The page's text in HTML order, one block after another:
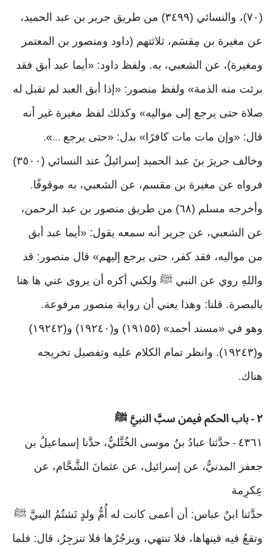
(٧٠)، والنسائي (٣٤٩٩) من طريق جرير بن عبد الحميد،
عن مغيرة بن مِقسَم، ثلاثتهم (داود ومنصور بن المعتمر
ومغيرة)، عن الشعبي، به. ولفظ داود: «أيما عبد أبق فقد
برئت منه الذمة» ولفظ منصور: «إذا أبق العبد لم تقبل له
صلاة حتى يرجع إلى مواليه» وكذلك لفظ مغيرة غير أنه
قال: «وإن مات مات كافرًا» بدل: «حتى يرجع ...».
وخالف جريرَ بنَ عبد الحميد إسرائيلُ عند النسائي (٣٥٠٠)
فرواه عن مغيرة بن مقسم، عن الشعبي، به موقوفًا.
وأخرجه مسلم (٦٨) من طريق منصور بن عبد الرحمن،
عن الشعبي، عن جرير أنه سمعه يقول: «أيما عبد أبق
من مواليه، فقد كفر، حتى يرجع إليهم» قال منصور: قد
واللهِ روي عن النبي ﷺ ولكني أكره أن يروى عني ها هنا
بالبصرة. قلنا: وهذا يعني أن رواية منصور مرفوعة.
وهو في «مسند أحمد» (١٩١٥٥) و(١٩٢٤٠) و(١٩٢٤٢)
و(١٩٢٤٣). وانظر تمام الكلام عليه وتفصيل تخريجه
هناك.
٢ - باب الحكم فيمن سبَّ النبيَّ ﷺ
٤٣٦١ - حدَّثنا عبادُ بنُ موسى الخُتَّليُّ، حدَّنا إسماعيلُ بن
جعفر المدنيُّ، عن إسرائيل، عن عثمانَ الشَّحَّام، عن
عِكرِمة
حدَّثنا ابنُ عباس: أن أعمى كانت له أُمُّ ولدٍ تَشتُمُ النبيَّ ﷺ
وتقعُ فيه فينهاها، فلا تنتهي، ويزجُرُها فلا تنزجِرُ، قال: فلما